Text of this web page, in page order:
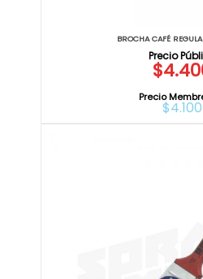
BROCHA CAFÉ
Precio
$4.100